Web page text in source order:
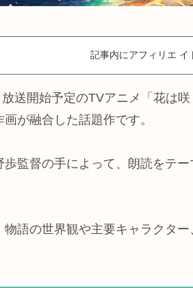
記事内にアフィリエ イ
送開始予定のTVアニメ「花は
が融合した話題作です。
歩監督の手によって、朗読をテ
物語の世界観や主要キャラクタ